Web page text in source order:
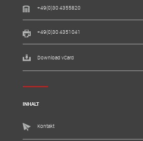
+49(0)30 4355820
+49(0)30 4351041
Download vCard
INHALT
Kontakt